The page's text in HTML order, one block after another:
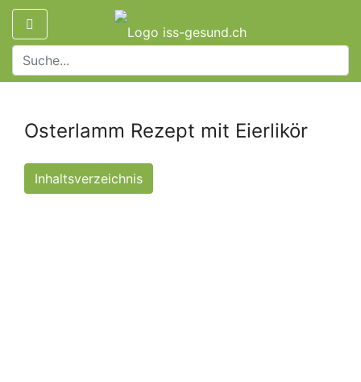
Osterlamm Rezept mit Eierlikör
Inhaltsverzeichnis